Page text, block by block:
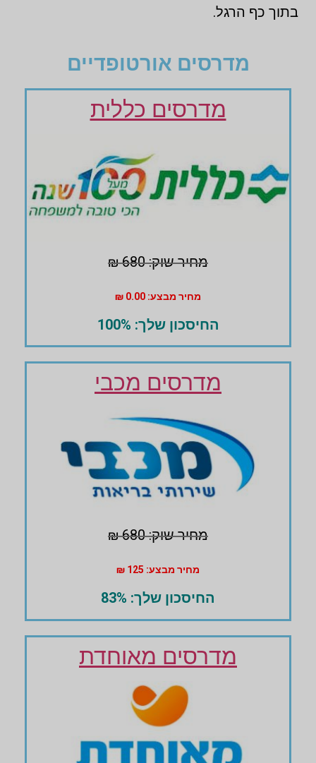
בתוך כף הרגל.
מדרסים אורטופדיים
מדרסים כללית
מחיר שוק: 680 ₪
מחיר מבצע: 0.00 ₪
החיסכון שלך: 100%
מדרסים מכבי
מחיר שוק: 680 ₪
מחיר מבצע: 125 ₪
החיסכון שלך: 83%
מדרסים מאוחדת